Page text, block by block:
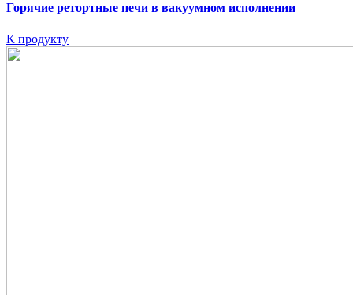
Горячие ретортные печи в вакуумном исполнении
К продукту